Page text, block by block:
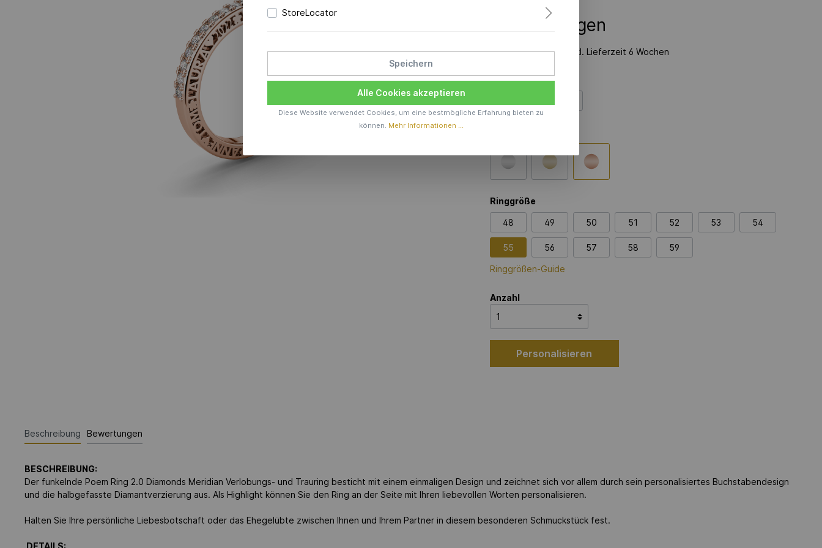
Preis anfragen
Produktionszeit inkl. Lieferzeit 6 Wochen
Material
Ringgröße
48 49 50 51 52 53 54
55 56 57 58 59
Ringgrößen-Guide
Anzahl
Personalisieren
Beschreibung Bewertungen
BESCHREIBUNG:
Der funkelnde Poem Ring 2.0 Diamonds Meridian Verlobungs- und Trauring besticht mit einem einmaligen Design und zeichnet sich vor allem durch sein personalisiertes Buchstabendesign
und die halbgefasste Diamantverzierung aus. Als Highlight können Sie den Ring an der Seite mit Ihren liebevollen Worten personalisieren.
Halten Sie Ihre persönliche Liebesbotschaft oder das Ehegelübte zwischen Ihnen und Ihrem Partner in diesem besonderen Schmuckstück fest.
DETAILS:
StoreLocator
Speichern
Alle Cookies akzeptieren
Diese Website verwendet Cookies, um eine bestmögliche Erfahrung bieten zu
können. Mehr Informationen ...